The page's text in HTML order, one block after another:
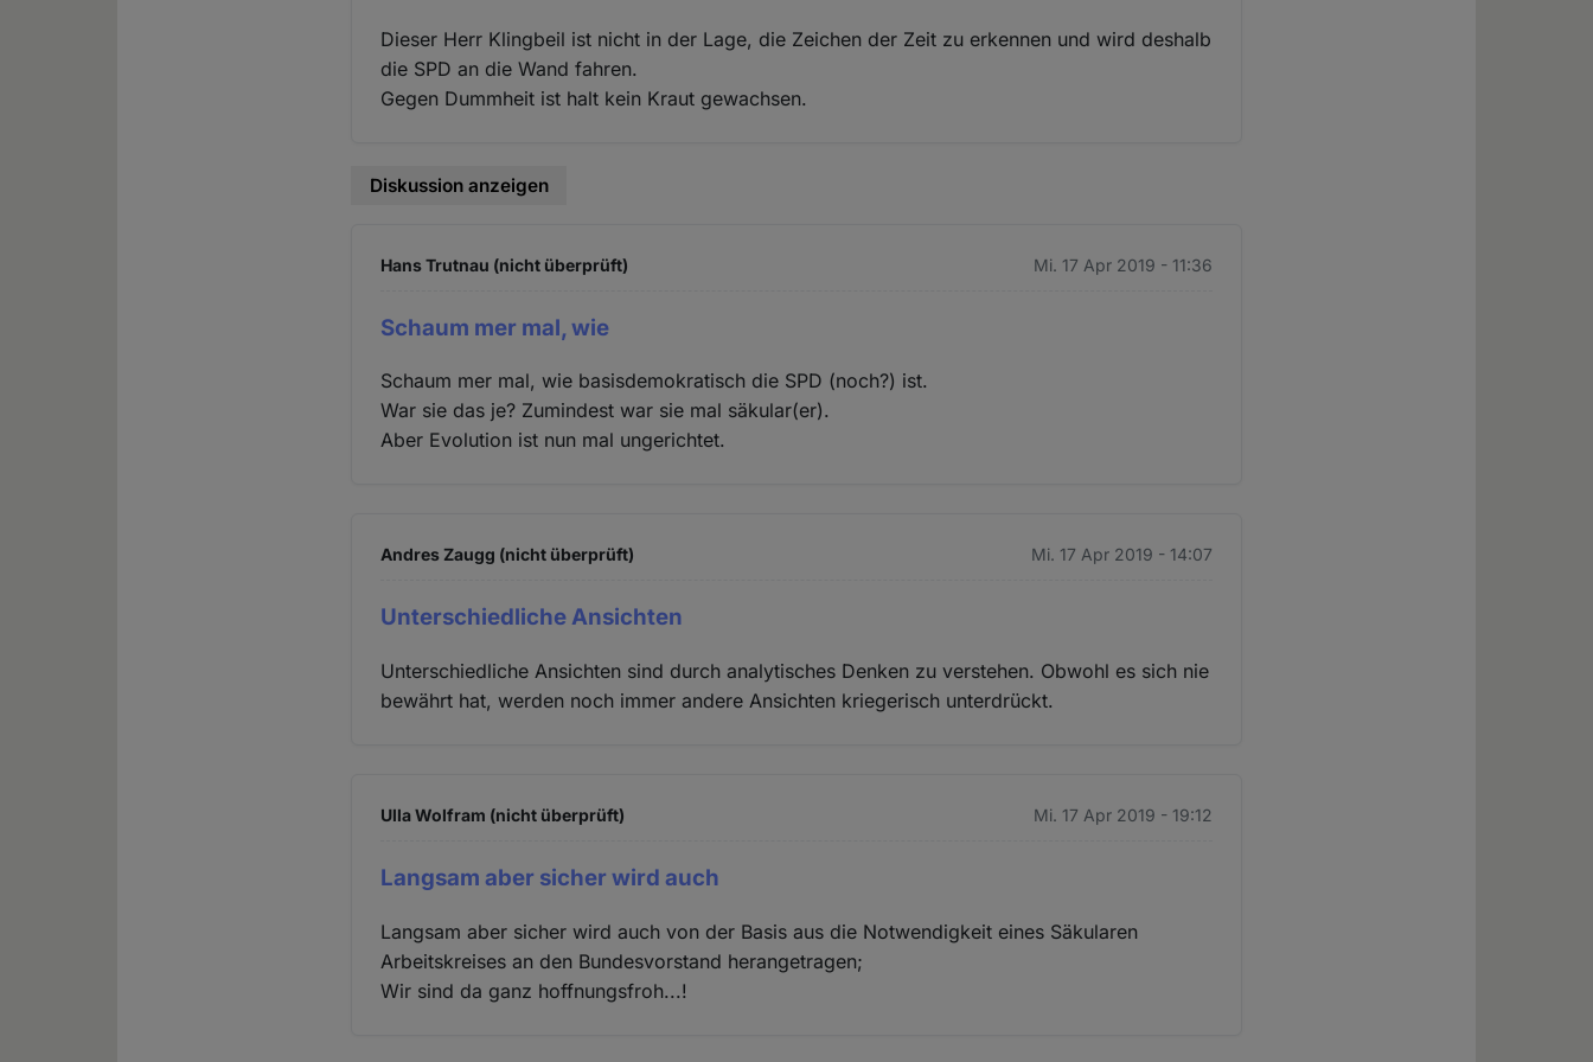
Dieser Herr Klingbeil ist nicht in der Lage, die Zeichen der Zeit zu erkennen und wird deshalb
die SPD an die Wand fahren.
Gegen Dummheit ist halt kein Kraut gewachsen.
Diskussion anzeigen
Hans Trutnau (nicht überprüft) Mi. 17 Apr 2019 - 11:36
Schaum mer mal, wie
Schaum mer mal, wie basisdemokratisch die SPD (noch?) ist.
War sie das je? Zumindest war sie mal säkular(er).
Aber Evolution ist nun mal ungerichtet.
Andres Zaugg (nicht überprüft) Mi. 17 Apr 2019 - 14:07
Unterschiedliche Ansichten
Unterschiedliche Ansichten sind durch analytisches Denken zu verstehen. Obwohl es sich nie
bewährt hat, werden noch immer andere Ansichten kriegerisch unterdrückt.
Ulla Wolfram (nicht überprüft) Mi. 17 Apr 2019 - 19:12
Langsam aber sicher wird auch
Langsam aber sicher wird auch von der Basis aus die Notwendigkeit eines Säkularen
Arbeitskreises an den Bundesvorstand herangetragen;
Wir sind da ganz hoffnungsfroh...!